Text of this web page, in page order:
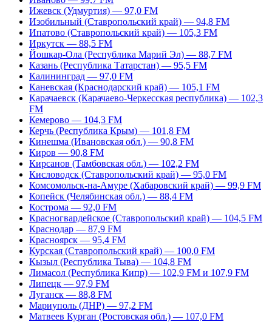
Ижевск (Удмуртия) — 97,0 FM
Изобильный (Ставропольский край) — 94,8 FM
Ипатово (Ставропольский край) — 105,3 FM
Иркутск — 88,5 FM
Йошкар-Ола (Республика Марий Эл) — 88,7 FM
Казань (Республика Татарстан) — 95,5 FM
Калининград — 97,0 FM
Каневская (Краснодарский край) — 105,1 FM
Карачаевск (Карачаево-Черкесская республика) — 102,3
FM
Кемерово — 104,3 FM
Керчь (Республика Крым) — 101,8 FM
Кинешма (Ивановская обл.) — 90,8 FM
Киров — 90,8 FM
Кирсанов (Тамбовская обл.) — 102,2 FM
Кисловодск (Ставропольский край) — 95,0 FM
Комсомольск-на-Амуре (Хабаровский край) — 99,9 FM
Копейск (Челябинская обл.) — 88,4 FM
Кострома — 92,0 FM
Красногвардейское (Ставропольский край) — 104,5 FM
Краснодар — 87,9 FM
Красноярск — 95,4 FM
Курская (Ставропольский край) — 100,0 FM
Кызыл (Республика Тыва) — 104,8 FM
Лимасол (Республика Кипр) — 102,9 FM и 107,9 FM
Липецк — 97,9 FM
Луганск — 88,8 FM
Мариуполь (ДНР) — 97,2 FM
Матвеев Курган (Ростовская обл.) — 107,0 FM